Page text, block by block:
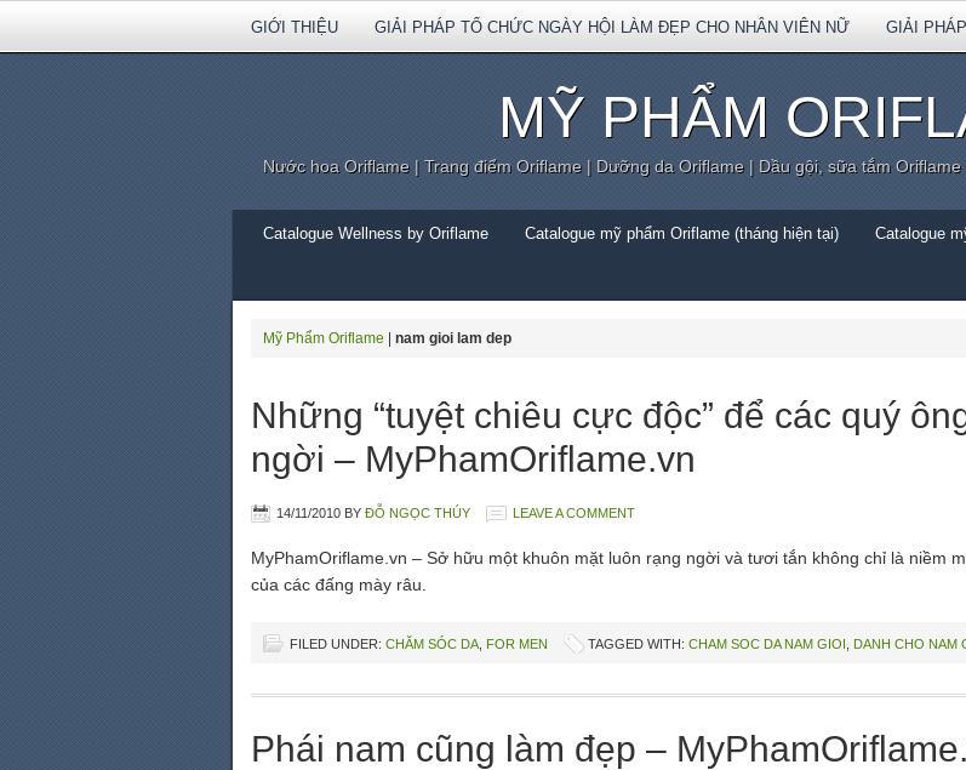
GIỚI THIỆU GIẢI PHÁP TỔ CHỨC NGÀY HỘI LÀM ĐẸP CHO NHÂN VIÊN NỮ GIẢI
MỸ PHẨM
Nước hoa Oriflame | Trang điểm Oriflame | Dưỡng da Oriflame | Dầu gội, sữa tắm
Catalogue Wellness by Oriflame Catalogue mỹ phẩm Oriflame (tháng hiện tại) Catalogue
Mỹ Phẩm Oriflame nam gioi lam dep
Những “tuyệt chiêu cực độc” để các quý
ngời – MyPhamOriflame.vn
14/11/2010 BY ĐỖ NGỌC THÚY LEAVE A COMMENT
MyPhamOriflame.vn – Sở hữu một khuôn mặt luôn rạng ngời và tươi tắn không chỉ là niềm
của các đấng mày râu.
FILED UNDER: CHĂM SÓC DA FOR MEN TAGGED WITH: CHAM SOC DA NAM GIOI DANH CHO NAM
Phái nam cũng làm đẹp –